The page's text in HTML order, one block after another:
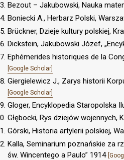
Bezout – Jakubowski, Nauka
Boniecki A., Herbarz Polski,
Brückner, Dzieje kultury polskiej,
Dickstein, Jakubowski Józef,
Ephémerides historiques de la
[Google Scholar]
Giergielewicz J., Zarys historii
[Google Scholar]
Gloger, Encyklopedia Staropolska
Głębocki, Rys dziejów wojennych,
Górski, Historia artylerii polskiej,
Kalla, Seminarium poznańskie za
św. Wincentego a Paulo” 1914